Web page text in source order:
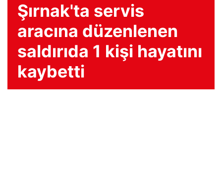
Şırnak'ta servis
aracına düzenlenen
saldırıda 1 kişi hayatını
kaybetti